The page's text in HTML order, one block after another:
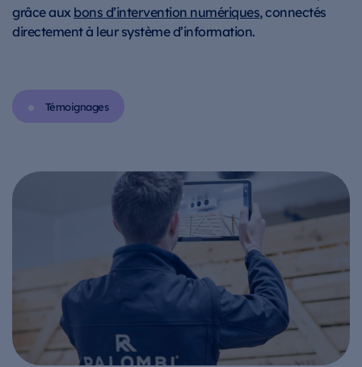
grâce aux bons d’intervention numériques, connectés
directement à leur système d’information.
Témoignages